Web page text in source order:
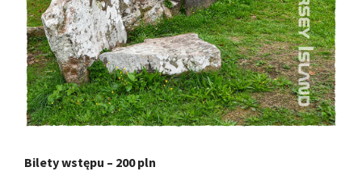
Bilety wstępu – 200 pln